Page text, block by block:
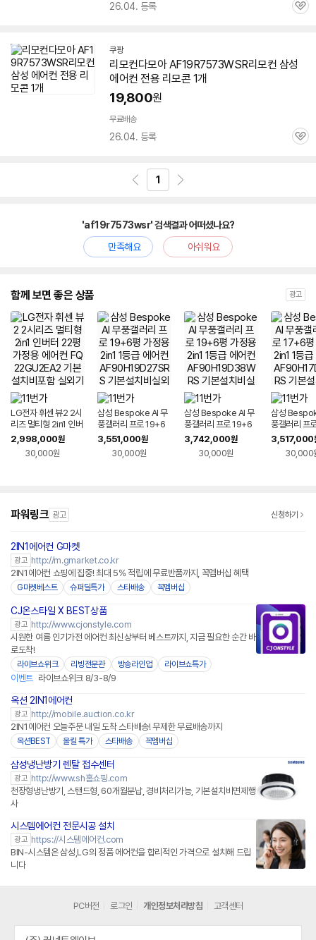
26.04. 등록
관
쿠팡
리모컨다모아AF19R7573WSR리모컨 삼성
에어컨 전용 리모콘 1개
19,800원
무료배송
26.04. 등록
관
1
'af19r7573wsr' 검색결과 어떠셨나요?
만족해요
아쉬워요
함께 보면 좋은 상품 광고
LG전자 휘센 뷰2 2시
리즈 멀티형 2in1 인버
터 22평 가정용 에어
컨 FQ22GU2EA2 기
본설치비포함 실외기
2,998,000원
30,000원
삼성 Bespoke AI 무
풍갤러리 프로 19+6
평 가정용 2in1 1등급
에어컨 AF90H19D2
7SRS 기본설치비실
3,551,000원
30,000원
삼성 Bespoke AI 무
풍갤러리 프로 19+6
평 가정용 2in1 1등급
에어컨 AF90H19D3
8WRS 기본설치비실
3,742,000원
30,000원
삼성
풍갤러리 프
평 가정용
에어컨
8WRS 기본
3,517,000
30,000
파워링크 광고 신청하기
2IN1에어컨 G마켓
광고 http://m.gmarket.co.kr
2IN1에어컨 쇼핑에 집중! 최대 5% 적립에 무료반품까지, 꼭멤버십 혜택
G마켓베스트 슈퍼딜특가 스타배송 꼭멤버십
CJ온스타일 X BEST상품
광고 http://www.cjonstyle.com
시원한 여름 인기가전 에어컨 최신상부터 베스트까지, 지금 필요한 순간 바
로도착!
라이브쇼위크 리빙전문관 방송라인업 라이브쇼특가
이벤트 라이브쇼위크 8/3-8/9
옥션 2IN1에어컨
광고 http://mobile.auction.co.kr
2IN1에어컨 오늘주문 내일 도착 스타배송! 무제한 무료배송까지
옥션BEST 올킬 특가 스타배송 꼭멤버십
삼성냉난방기 렌탈 접수센터
광고 http://www.sh홈쇼핑.com
천장형냉난방기, 스탠드형, 60개월분납, 경비처리가능, 기본설치비면제행
사
시스템에어컨 전문시공 설치
광고 https://시스템에어컨.com
BIN-시스템은 삼성,LG의 정품 에어컨을 합리적인 가격으로 설치해 드립
니다
PC버전 로그인 개인정보처리방침 고객센터